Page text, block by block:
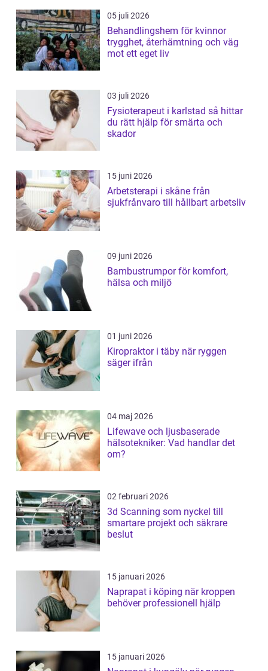
05 juli 2026
Behandlingshem för kvinnor
trygghet, återhämtning och väg
mot ett eget liv
03 juli 2026
Fysioterapeut i karlstad så hittar
du rätt hjälp för smärta och
skador
15 juni 2026
Arbetsterapi i skåne från
sjukfrånvaro till hållbart arbetsliv
09 juni 2026
Bambustrumpor för komfort,
hälsa och miljö
01 juni 2026
Kiropraktor i täby när ryggen
säger ifrån
04 maj 2026
Lifewave och ljusbaserade
hälsotekniker: Vad handlar det
om?
02 februari 2026
3d Scanning som nyckel till
smartare projekt och säkrare
beslut
15 januari 2026
Naprapat i köping när kroppen
behöver professionell hjälp
15 januari 2026